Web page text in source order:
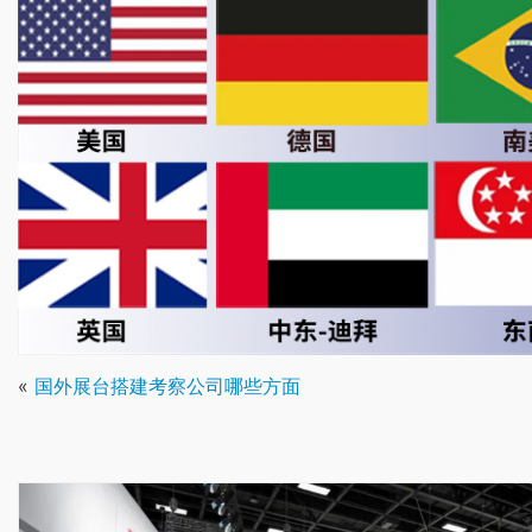
« 国外展台搭建考察公司哪些方面